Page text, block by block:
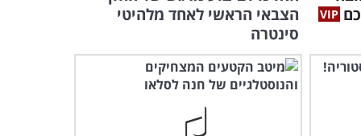
6:01
זוהי כנראה הגרסה המתוקה
ביותר ששמענו לשירי דיסני
האהובים
מוצרט הקטן: הפסנתרן הזה
ידהים אתכם גם בכישרונו וגם
הצבאי הראשי לאחד מלהיטי
סינטרה